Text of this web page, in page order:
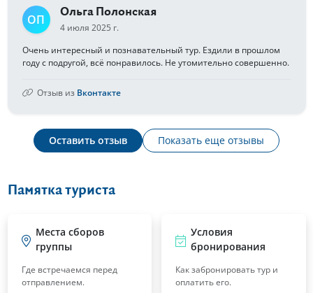
ОП
Ольга Полонская
4 июля 2025 г.
Очень интересный и познавательный тур. Ездили в прошлом
году с подругой, всё понравилось. Не утомительно совершенно.
Отзыв из Вконтакте
Оставить отзыв Показать еще отзывы
Памятка туриста
Места сборов
группы
Где встречаемся перед
отправлением.
Условия
бронирования
Как забронировать тур и
оплатить его.